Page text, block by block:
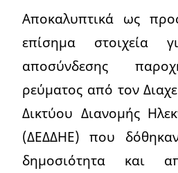
Αποκαλυπτικά ως
επίσημα στοιχεία
αποσύνδεσης
ρεύματος από τον
Δικτύου Διανομής
(ΔΕΔΔΗΕ) που
δημοσιότητα και